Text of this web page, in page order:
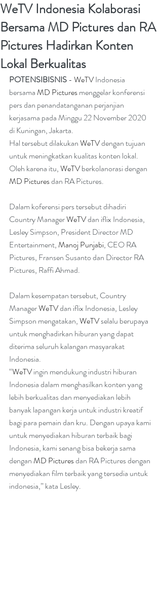
WeTV Indonesia Kolaborasi
Bersama MD Pictures dan RA
Pictures Hadirkan Konten
Lokal Berkualitas
POTENSIBISNIS - WeTV Indonesia
bersama MD Pictures menggelar konferensi
pers dan penandatanganan perjanjian
kerjasama pada Minggu 22 November 2020
di Kuningan, Jakarta.
Hal tersebut dilakukan WeTV dengan tujuan
untuk meningkatkan kualitas konten lokal.
Oleh karena itu, WeTV berkolanorasi dengan
MD Pictures dan RA Pictures.
Dalam koferensi pers tersebut dihadiri
Country Manager WeTV dan iflix Indonesia,
Lesley Simpson, President Director MD
Entertainment, Manoj Punjabi, CEO RA
Pictures, Fransen Susanto dan Director RA
Pictures, Raffi Ahmad.
Dalam kesempatan tersebut, Country
Manager WeTV dan iflix Indonesia, Lesley
Simpson mengatakan, WeTV selalu berupaya
untuk menghadirkan hiburan yang dapat
diterima seluruh kalangan masyarakat
Indonesia.
“WeTV ingin mendukung industri hiburan
Indonesia dalam menghasilkan konten yang
lebih berkualitas dan menyediakan lebih
banyak lapangan kerja untuk industri kreatif
bagi para pemain dan kru. Dengan upaya kami
untuk menyediakan hiburan terbaik bagi
Indonesia, kami senang bisa bekerja sama
dengan MD Pictures dan RA Pictures dengan
menyediakan film terbaik yang tersedia untuk
indonesia,” kata Lesley.